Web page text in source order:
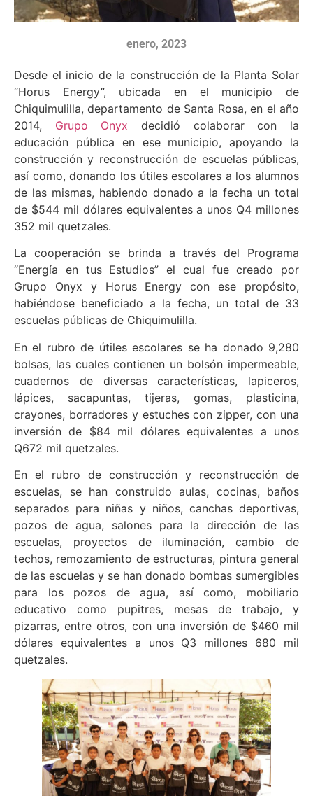
enero, 2023
Desde el inicio de la construcción de la Planta Solar
“Horus Energy”, ubicada en el municipio de
Chiquimulilla, departamento de Santa Rosa, en el año
2014, Grupo Onyx decidió colaborar con la
educación pública en ese municipio, apoyando la
construcción y reconstrucción de escuelas públicas,
así como, donando los útiles escolares a los alumnos
de las mismas, habiendo donado a la fecha un total
de $544 mil dólares equivalentes a unos Q4 millones
352 mil quetzales.
La cooperación se brinda a través del Programa
“Energía en tus Estudios” el cual fue creado por
Grupo Onyx y Horus Energy con ese propósito,
habiéndose beneficiado a la fecha, un total de 33
escuelas públicas de Chiquimulilla.
En el rubro de útiles escolares se ha donado 9,280
bolsas, las cuales contienen un bolsón impermeable,
cuadernos de diversas características, lapiceros,
lápices, sacapuntas, tijeras, gomas, plasticina,
crayones, borradores y estuches con zipper, con una
inversión de $84 mil dólares equivalentes a unos
Q672 mil quetzales.
En el rubro de construcción y reconstrucción de
escuelas, se han construido aulas, cocinas, baños
separados para niñas y niños, canchas deportivas,
pozos de agua, salones para la dirección de las
escuelas, proyectos de iluminación, cambio de
techos, remozamiento de estructuras, pintura general
de las escuelas y se han donado bombas sumergibles
para los pozos de agua, así como, mobiliario
educativo como pupitres, mesas de trabajo, y
pizarras, entre otros, con una inversión de $460 mil
dólares equivalentes a unos Q3 millones 680 mil
quetzales.